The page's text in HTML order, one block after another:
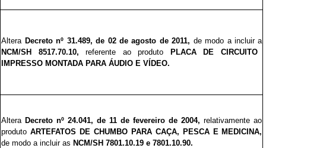
Altera Decreto nº 31.489, de 02 de agosto de 2011, de modo a incluir a
NCM/SH 8517.70.10,referente ao produto
PLACA DE CIRCUITO
IMPRESSO MONTADA PARA ÁUDIO E VÍDEO.
Altera Decreto nº 24.041, de 11 de fevereiro de 2004,relativamente ao
produto ARTEFATOS DE CHUMBO PARA CAÇA, PESCA E MEDICINA,
de modo a incluir as NCM/SH 7801.10.19 e 7801.10.90.